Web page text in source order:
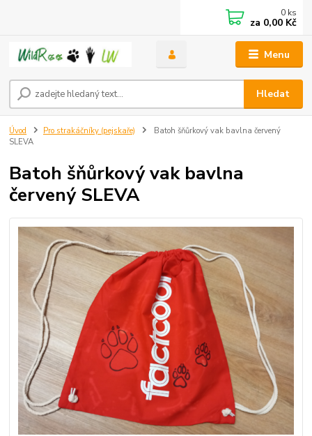
Menu
Hledat
0 ks
za 0,00 Kč
Úvod Pro strakáčníky (pejskaře)
Batoh šňůrkový vak bavlna červený
SLEVA
Batoh šňůrkový vak bavlna
červený SLEVA